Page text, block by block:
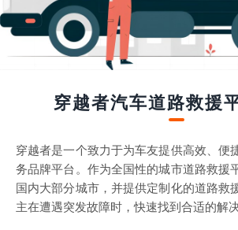
穿越者汽车道路救援
穿越者是一个致力于为车友提供高效、便
务品牌平台。作为全国性的城市道路救援
国内大部分城市，并提供定制化的道路救
主在遭遇突发故障时，快速找到合适的解决